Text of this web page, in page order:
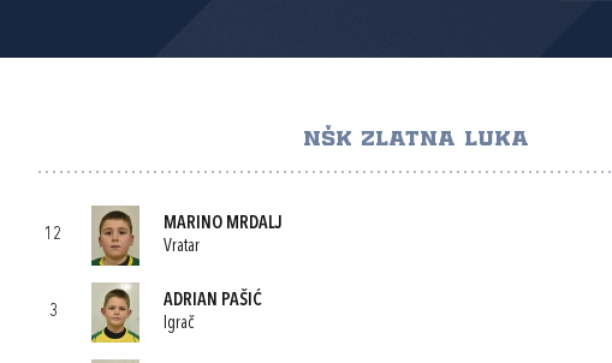
NŠK ZLATNA LUKA
12
MARINO MRDALJ
Vratar
3
ADRIAN PAŠIĆ
Igrač